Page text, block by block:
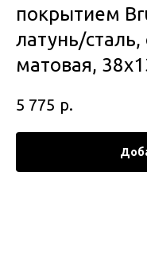
покрытием
латунь/сталь,
матовая,
5 775 р.